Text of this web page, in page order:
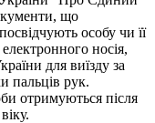
що
особу чи її
носія,
для виїзду за
пальців рук.
отримуються після